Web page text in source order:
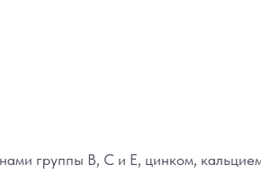
группы В, С и Е, цинком,